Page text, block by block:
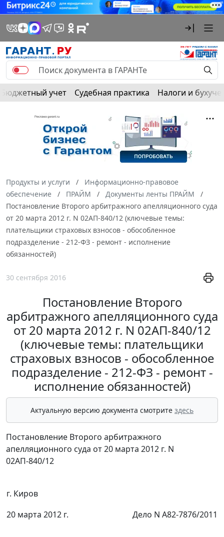
Бюджетный учет Судебная практика Налоги и
Продукты и услуги
Информационно-правовое
обеспечение
ПРАЙМ
Документы ленты ПРАЙМ
Постановление Второго арбитражного апелляционного суда
от 20 марта 2012 г. N 02АП-840/12 (ключевые темы:
плательщики страховых взносов - обособленное
подразделение - 212-ФЗ - ремонт - исполнение
обязанностей)
30 сентября 2016
Постановление Второго
арбитражного апелляционного суда
от 20 марта 2012 г. N 02АП-840/12
(ключевые темы: плательщики
страховых взносов - обособленное
подразделение - 212-ФЗ - ремонт -
исполнение обязанностей)
Актуальную версию документа смотрите здесь
Постановление Второго арбитражного
апелляционного суда от 20 марта 2012 г. N
02АП-840/12
г. Киров
20 марта 2012 г.
Дело N А82-7876/2011